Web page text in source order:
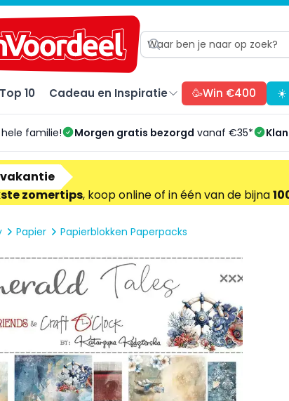
10 Cadeau en Inspiratie 🥳Win €400 ☀️
familie! Morgen gratis bezorgd vanaf €35*
zomertips, koop online of in één van de bijna
Papier Papierblokken Paperpacks